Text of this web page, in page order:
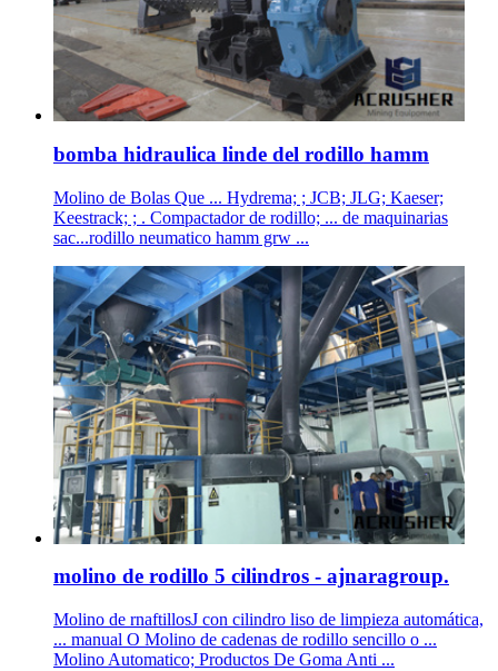
bomba hidraulica linde del rodillo hamm
Molino de Bolas Que ... Hydrema; ; JCB; JLG; Kaeser;
Keestrack; ; . Compactador de rodillo; ... de maquinarias
sac...rodillo neumatico hamm grw ...
molino de rodillo 5 cilindros - ajnaragroup.
Molino de rnaftillosJ con cilindro liso de limpieza automática,
... manual O Molino de cadenas de rodillo sencillo o ...
Molino Automatico; Productos De Goma Anti ...